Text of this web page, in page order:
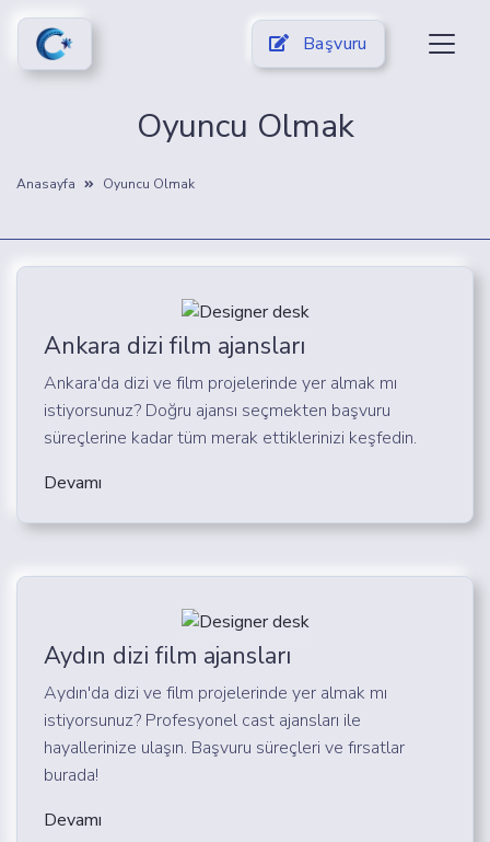
Başvuru
Oyuncu Olmak
Anasayfa Oyuncu Olmak
Ankara dizi film ajansları
Ankara'da dizi ve film projelerinde yer almak mı
istiyorsunuz? Doğru ajansı seçmekten başvuru
süreçlerine kadar tüm merak ettiklerinizi keşfedin.
Devamı
Aydın dizi film ajansları
Aydın'da dizi ve film projelerinde yer almak mı
istiyorsunuz? Profesyonel cast ajansları ile
hayallerinize ulaşın. Başvuru süreçleri ve fırsatlar
burada!
Devamı